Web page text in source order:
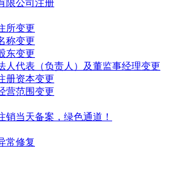
限公司注册
所变更
称变更
东变更
人代表（负责人）及董监事经理变更
册资本变更
营范围变更
销当天备案，绿色通道！
常修复